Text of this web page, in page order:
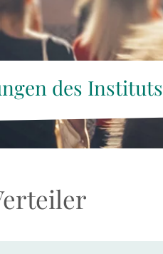
des Instituts